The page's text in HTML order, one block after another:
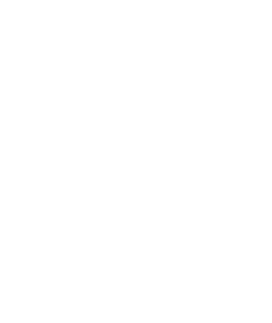
Today in India